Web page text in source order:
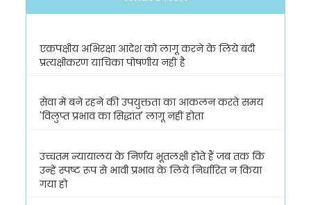
एकपक्षीय अभिरक्षा आदेश को लागू करने के लिये बंदी
प्रत्यक्षीकरण याचिका पोषणीय नहीं है
सेवा में बने रहने की उपयुक्तता का आकलन करते समय
'विलुप्त प्रभाव का सिद्धांत' लागू नहीं होता
उच्चतम न्यायालय के निर्णय भूतलक्षी होते हैं जब तक कि
उन्हें स्पष्ट रूप से भावी प्रभाव के लिये निर्धारित न किया
गया हो